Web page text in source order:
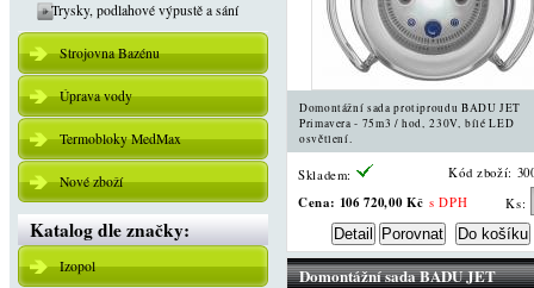
Trysky, podlahové výpustě a sání
Strojovna Bazénu
Úprava vody
Termobloky MedMax
Nové zboží
Katalog dle značky:
Izopol
Domontážní sada protiproudu BADU JET
Primavera - 75m3 / hod, 230V, bílé LED
osvětlení.
Skladem: Kód zboží:
Cena: 106 720,00 Kč s DPH Ks:
Domontážní sada BADU JET